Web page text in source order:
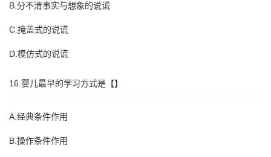
B.分不清事实与想象的说谎
C.掩盖式的说谎
D.模仿式的说谎
16.婴儿最早的学习方式是【】
A.经典条件作用
B.操作条件作用